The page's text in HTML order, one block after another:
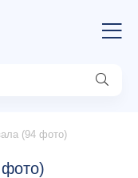
(94 фото)